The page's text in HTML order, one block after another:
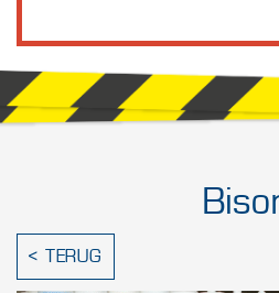
< TERUG